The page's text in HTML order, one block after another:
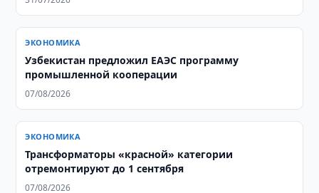
ЭКОНОМИКА
Узбекистан предложил ЕАЭС программу
промышленной кооперации
07/08/2026
ЭКОНОМИКА
Трансформаторы «красной» категории
отремонтируют до 1 сентября
07/08/2026